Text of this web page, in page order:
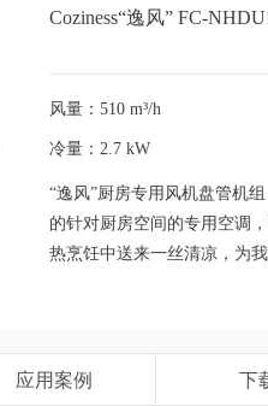
Coziness“逸风” FC-
风量：510 m³/h
冷量：2.7 kW
“逸风”厨房专用风机盘管机
的针对厨房空间的专用空调
热烹饪中送来一丝清凉，为
应用案例 下